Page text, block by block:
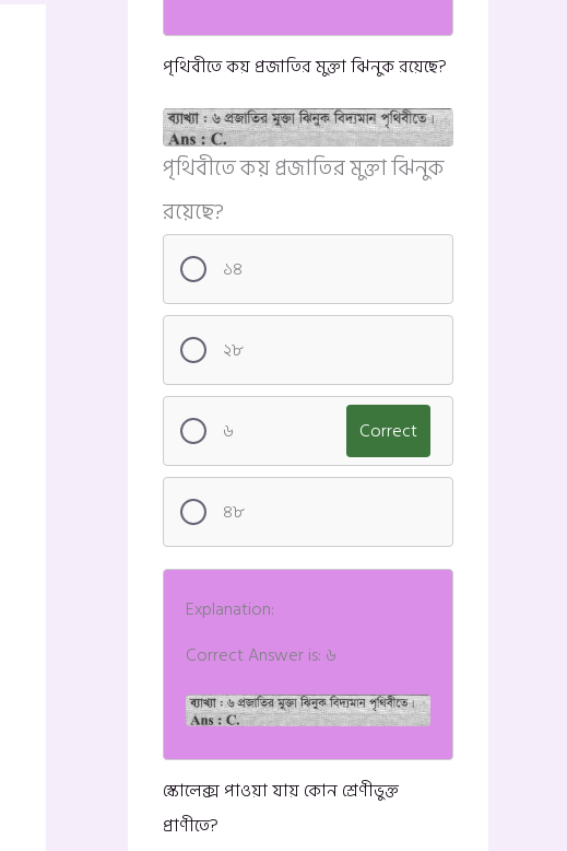
পৃথিবীতে কয় প্রজাতির মুক্তা ঝিনুক রয়েছে?
পৃথিবীতে কয় প্রজাতির মুক্তা ঝিনুক
রয়েছে?
১৪
২৮
৬ Correct
৪৮
Explanation:
Correct Answer is: ৬
স্কোলেক্স পাওয়া যায় কোন শ্রেণীভুক্ত
প্রাণীতে?